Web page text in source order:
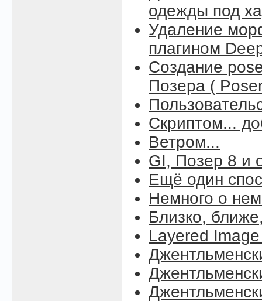
одежды под
Удаление
плагином
Создание
Позера (
Скриптом...
Ветром...
GI, Позер 8 и
Ещё один
Немного о
Близко,
Layered